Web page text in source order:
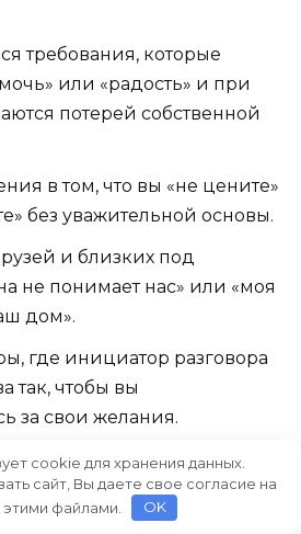
требования, которые
или «радость» и при
потерей собственной
в том, что вы «не цените»
без уважительной основы.
и близких под
не понимает нас» или «моя
дом».
где инициатор разговора
так, чтобы вы
за свои желания.
изменить что‑то «на
конкретных шагов.
cookie для хранения данных.
сайт, Вы даете свое согласие на
этими файлами.
OK